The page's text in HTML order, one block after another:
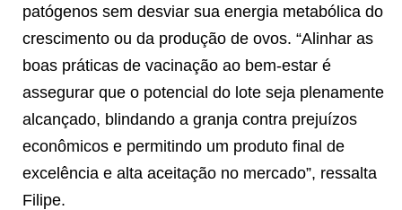
patógenos sem desviar sua energia metabólica do
crescimento ou da produção de ovos. “Alinhar as
boas práticas de vacinação ao bem-estar é
assegurar que o potencial do lote seja plenamente
alcançado, blindando a granja contra prejuízos
econômicos e permitindo um produto final de
excelência e alta aceitação no mercado”, ressalta
Filipe.